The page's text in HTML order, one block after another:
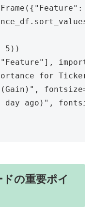
5))
for Ticker:
ago)",
の重要ポイ